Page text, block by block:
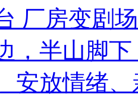
厂房变剧
，半山脚下
安放情绪